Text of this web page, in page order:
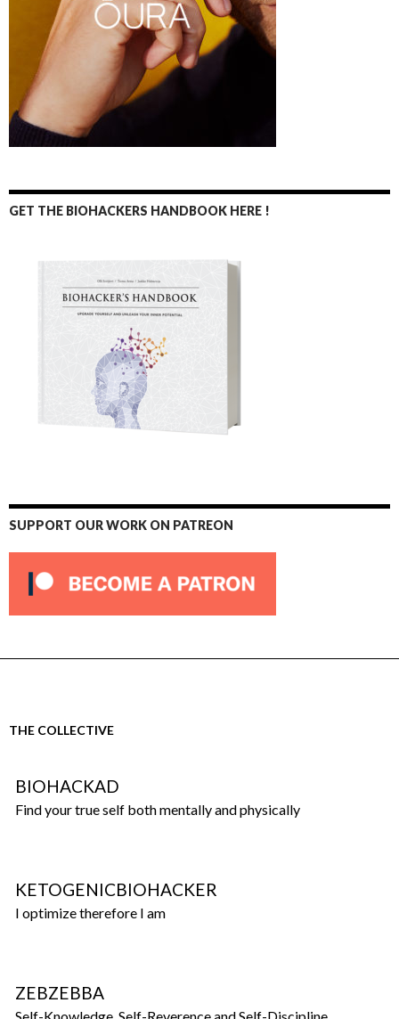
GET THE BIOHACKERS HANDBOOK HERE !
SUPPORT OUR WORK ON PATREON
THE COLLECTIVE
BIOHACKAD
Find your true self both mentally and physically
KETOGENICBIOHACKER
I optimize therefore I am
ZEBZEBBA
Self-Knowledge, Self-Reverence and Self-Discipline